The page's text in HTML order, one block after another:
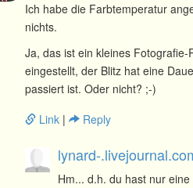
Ich habe die Farbtemperatur
nichts.
Ja, das ist ein kleines
eingestellt, der Blitz hat eine
passiert ist. Oder nicht? ;-)
Link | Reply
lynard-
Hm... d.h. du hast nur